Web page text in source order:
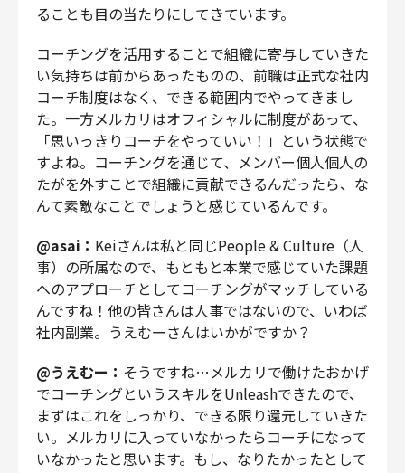
ることも目の当たりにしてきています。
コーチングを活用することで組織に寄与していきた
い気持ちは前からあったものの、前職は正式な社内
コーチ制度はなく、できる範囲内でやってきまし
た。一方メルカリはオフィシャルに制度があって、
「思いっきりコーチをやっていい！」という状態で
すよね。コーチングを通じて、メンバー個人個人の
たがを外すことで組織に貢献できるんだったら、な
んて素敵なことでしょうと感じているんです。
@asai： Keiさんは私と同じPeople & Culture（人
事）の所属なので、もともと本業で感じていた課題
へのアプローチとしてコーチングがマッチしている
んですね！他の皆さんは人事ではないので、いわば
社内副業。うえむーさんはいかがですか？
@うえむー： そうですね…メルカリで働けたおかげ
でコーチングというスキルをUnleashできたので、
まずはこれをしっかり、できる限り還元していきた
い。メルカリに入っていなかったらコーチになって
いなかったと思います。もし、なりたかったとして